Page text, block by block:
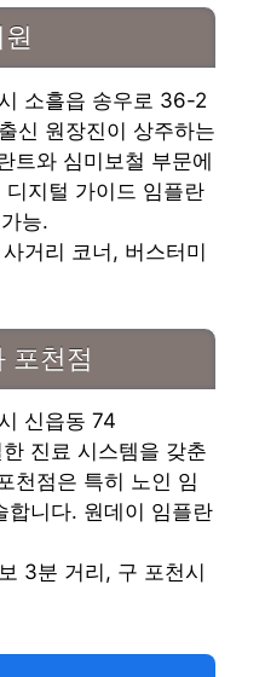
소흘읍 송우로 36-2
신 원장진이 상주하는
트와 심미보철 부문에
지털 가이드 임플란
능.
거리 코너, 버스터미
포천점
신읍동 74
진료 시스템을 갖춘
천점은 특히 노인 임
합니다. 원데이 임플란
3분 거리, 구 포천시